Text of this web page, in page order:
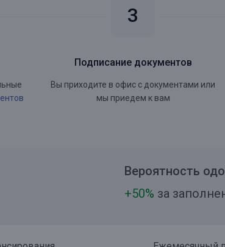
Подписание документов
Вы приходите в офис с документами или
мы приедем к вам
Вероятность
+50% за